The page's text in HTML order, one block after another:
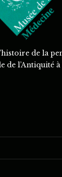
de la
de l’Antiquité